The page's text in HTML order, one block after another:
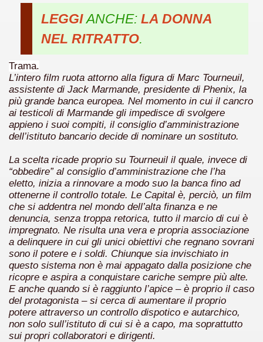
LEGGIANCHE: LA DONNA
NEL RITRATTO.
Trama.
L’intero film ruota attorno alla figura di Marc Tourneuil,
assistente di Jack Marmande, presidente di Phenix, la
più grande banca europea. Nel momento in cui il cancro
ai testicoli di Marmande gli impedisce di svolgere
appieno i suoi compiti, il consiglio d’amministrazione
dell’istituto bancario decide di nominare un sostituto.
La scelta ricade proprio su Tourneuil il quale, invece di
“obbedire” al consiglio d’amministrazione che l’ha
eletto, inizia a rinnovare a modo suo la banca fino ad
ottenerne il controllo totale. Le Capital è, perciò, un film
che si addentra nel mondo dell’alta finanza e ne
denuncia, senza troppa retorica, tutto il marcio di cui è
impregnato. Ne risulta una vera e propria associazione
a delinquere in cui gli unici obiettivi che regnano sovrani
sono il potere e i soldi. Chiunque sia invischiato in
questo sistema non è mai appagato dalla posizione che
ricopre e aspira a conquistare cariche sempre più alte.
E anche quando si è raggiunto l’apice – è proprio il caso
del protagonista – si cerca di aumentare il proprio
potere attraverso un controllo dispotico e autarchico,
non solo sull’istituto di cui si è a capo, ma soprattutto
sui propri collaboratori e dirigenti.
Se Ti Piacciono nel mese di Luglio 2013.
e suspense a cui fa da sfondo il retroscena della
e suspense a cui fa da sfondo il retroscena della
Se Ti Piacciono nel mese di Settembre 2013.
Se Ti Piacciono nel mese di Dicembre 2013.
Scorsese
mondo migliore.
David Lynch
classico
un esempio di film noir moderno